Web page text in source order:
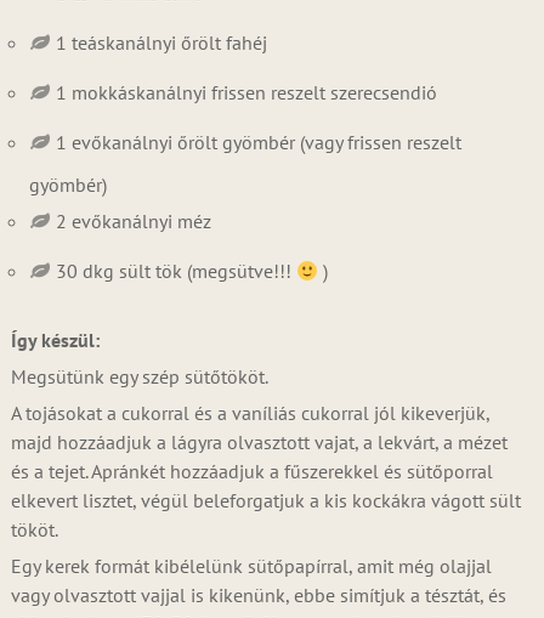
1 teáskanálnyi őrölt fahéj
1 mokkáskanálnyi frissen reszelt szerecsendió
1 evőkanálnyi őrölt gyömbér (vagy frissen reszelt
gyömbér)
2 evőkanálnyi méz
30 dkg sült tök (megsütve!!! )
Így készül:
Megsütünk egy szép sütőtököt.
A tojásokat a cukorral és a vaníliás cukorral jól kikeverjük,
majd hozzáadjuk a lágyra olvasztott vajat, a lekvárt, a mézet
és a tejet. Apránkét hozzáadjuk a fűszerekkel és sütőporral
elkevert lisztet, végül beleforgatjuk a kis kockákra vágott sült
tököt.
Egy kerek formát kibélelünk sütőpapírral, amit még olajjal
vagy olvasztott vajjal is kikenünk, ebbe simítjuk a tésztát, és